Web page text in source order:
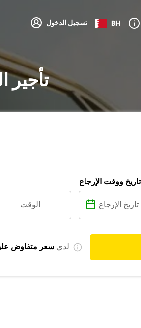
تسجيل الدخول BH
تأجير
تاريخ ووقت الإرجاع
لدي سعر متفاوض